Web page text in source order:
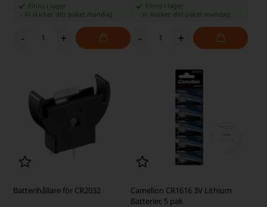
Finns i lager
-Vi skicker ditt paket mandag
- +
Finns i lager
Vi skicker ditt paket mandag
- +
Batterihållare för CR2032
Camelion CR1616 3V Lithium
Batterier, 5 pak